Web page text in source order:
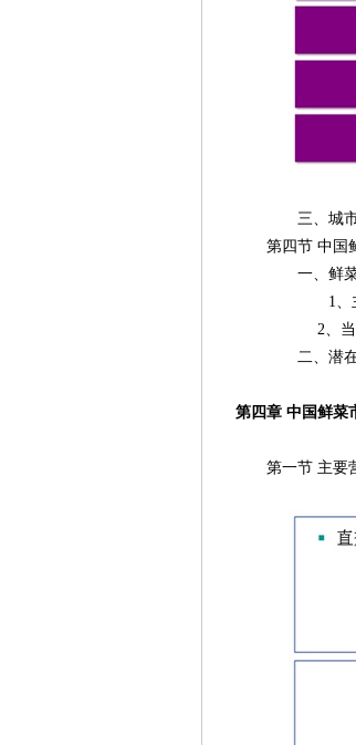
三、城市、
第四节 中国鲜
一、鲜菜市
1、主要潜
2、当前该
二、潜在需
第四章 中国鲜菜
第一节 主要营